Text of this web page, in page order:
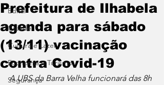
Edital
Cidade
Cultura e Lazer
Economia e Turismo
Segurança
Prefeitura de Ilhabela
agenda para sábado
(13/11) vacinação
contra Covid-19
A UBS da Barra Velha funcionará das 8h